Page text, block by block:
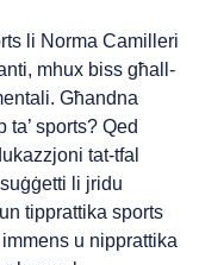
li Norma Camilleri
mhux biss għall-
Għandna
sports? Qed
tat-tfal
li jridu
tipprattika sports
u nipprattika